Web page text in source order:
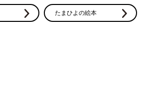
忘れずに、かわいい赤ちゃんとのお出かけ、
たまひよの絵本